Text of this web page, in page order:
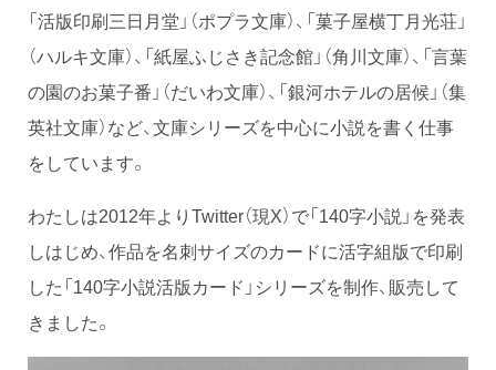
「活版印刷三日月堂」（ポプラ文庫）、「菓子屋横丁月光荘」
（ハルキ文庫）、「紙屋ふじさき記念館」（角川文庫）、「言葉
の園のお菓子番」（だいわ文庫）、「銀河ホテルの居候」（集
英社文庫）など、文庫シリーズを中心に小説を書く仕事
をしています。
わたしは2012年よりTwitter（現X）で「140字小説」を発表
しはじめ、作品を名刺サイズのカードに活字組版で印刷
した「140字小説活版カード」シリーズを制作、販売して
きました。